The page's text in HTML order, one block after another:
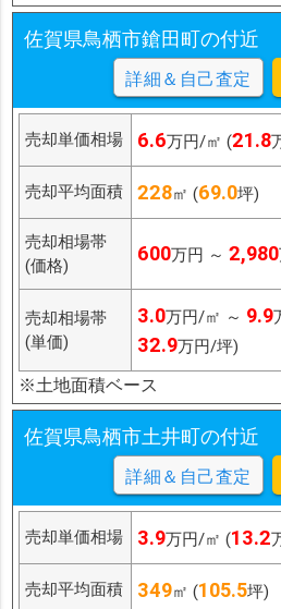
佐賀県鳥栖市鎗田町の付近
詳細＆自己査定
売却単価相場 6.6万円/㎡ (21.8
売却平均面積 228㎡ (69.0坪)
売却相場帯
(価格)
600万円 ～ 2,980
売却相場帯
(単価)
3.0万円/㎡ ～ 9.9
32.9万円/坪)
※土地面積ベース
佐賀県鳥栖市土井町の付近
詳細＆自己査定
売却単価相場 3.9万円/㎡ (13.2
売却平均面積 349㎡ (105.5坪)